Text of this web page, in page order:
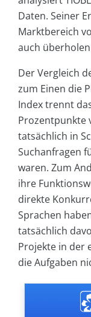
Daten. Seiner
Marktbereich
auch
Der Vergleich
zum Einen die
Index trennt
Prozentpunkte
tatsächlich in
Suchanfragen
waren. Zum
ihre
direkte
Sprachen
tatsächlich
Projekte in der
die Aufgaben